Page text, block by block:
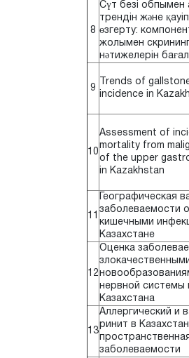
8
Сүт безі обпымен
трендін және
өзгерту:
жолымен
нәтижелерін
9
Trends of
incidence in
10
Assessment of
mortality from
of the upper
in Kazakhstan
11
Географическая
заболеваемости
кишечными
Казахстане
12
Оценка
нервной системы
Казахстана
13
Аллергический и
ринит в
заболеваемости